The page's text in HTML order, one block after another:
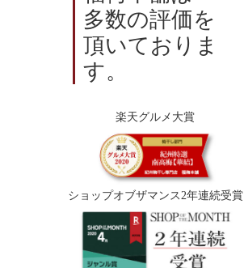
多数の評価を
頂いておりま
す。
楽天グルメ大賞
ショップオブザマンス2年連続受賞